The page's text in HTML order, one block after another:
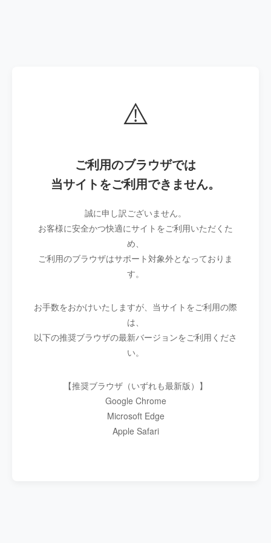
⚠️
ご利用のブラウザでは
当サイトをご利用できません。
誠に申し訳ございません。
お客様に安全かつ快適にサイトをご利用いただくた
め、
ご利用のブラウザはサポート対象外となっておりま
す。
お手数をおかけいたしますが、当サイトをご利用の際
は、
以下の推奨ブラウザの最新バージョンをご利用くださ
い。
【推奨ブラウザ（いずれも最新版）】
Google Chrome
Microsoft Edge
Apple Safari